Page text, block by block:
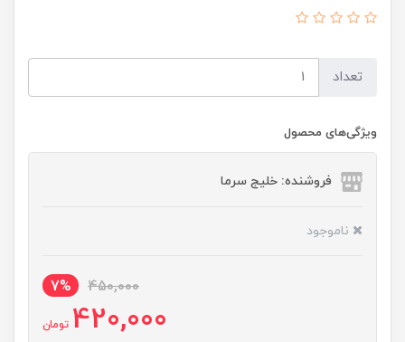
تعداد
ویژگی‌های محصول
فروشنده: خلیج سرما
ناموجود
450,000
7%
420,000 تومان